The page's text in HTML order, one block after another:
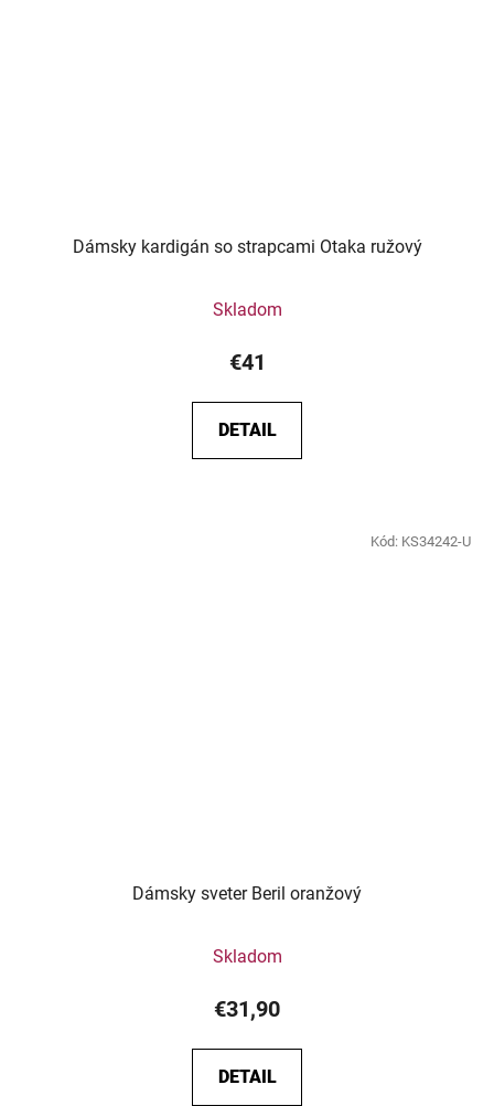
Dámsky kardigán so strapcami Otaka ružový
Skladom
€41
DETAIL
Dámsky sveter Beril oranžový
Skladom
€31,90
DETAIL
Kód: KS34242-U